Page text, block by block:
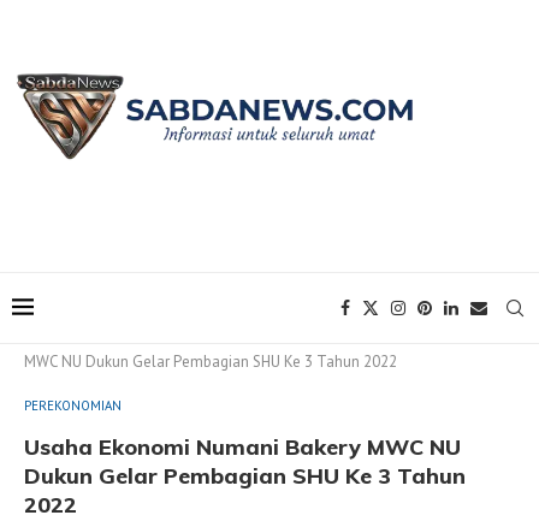
MWC NU Dukun Gelar Pembagian SHU Ke 3 Tahun 2022
PEREKONOMIAN
Usaha Ekonomi Numani Bakery MWC NU
Dukun Gelar Pembagian SHU Ke 3 Tahun
2022